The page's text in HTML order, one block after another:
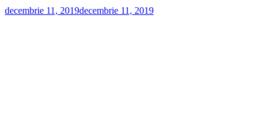
decembrie 11, 2019decembrie 11, 2019